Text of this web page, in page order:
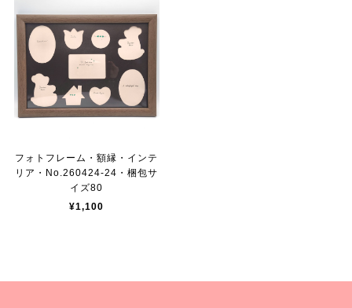
フォトフレーム・額縁・インテ
リア・No.260424-24・梱包サ
イズ80
¥1,100